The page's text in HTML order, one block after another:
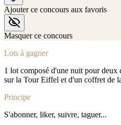
Ajouter ce concours aux favoris
Masquer ce concours
Lots à gagner
1 lot composé d'une nuit pour deux
sur la Tour Eiffel et d'un coffret de
Principe
S'abonner, liker, suivre, taguer...